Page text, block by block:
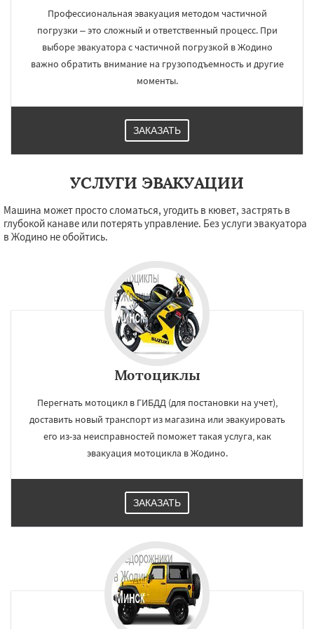
Профессиональная эвакуация методом частичной
погрузки – это сложный и ответственный процесс. При
выборе эвакуатора с частичной погрузкой в Жодино
важно обратить внимание на грузоподъемность и другие
моменты.
ЗАКАЗАТЬ
УСЛУГИ ЭВАКУАЦИИ
Машина может просто сломаться, угодить в кювет, застрять в
глубокой канаве или потерять управление. Без услуги эвакуатора
в Жодино не обойтись.
Мотоциклы
Перегнать мотоцикл в ГИБДД (для постановки на учет),
доставить новый транспорт из магазина или эвакуировать
его из-за неисправностей поможет такая услуга, как
эвакуация мотоцикла в Жодино.
ЗАКАЗАТЬ